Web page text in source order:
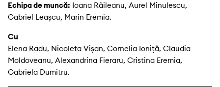
Echipa de muncă: Ioana Răileanu, Aurel Minulescu,
Gabriel Leașcu, Marin Eremia.
Cu
Elena Radu, Nicoleta Vișan, Cornelia Ioniță, Claudia
Moldoveanu, Alexandrina Fieraru, Cristina Eremia,
Gabriela Dumitru.